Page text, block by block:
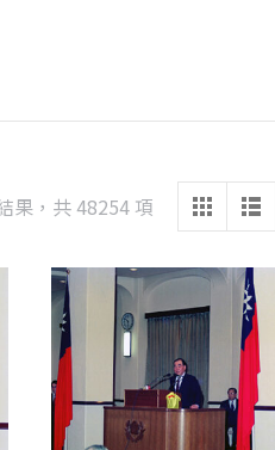
果，共 48254 項 Sorted
latest